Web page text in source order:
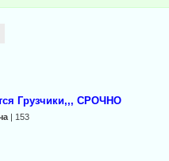
Грузчики,,, СРОЧНО
| 153